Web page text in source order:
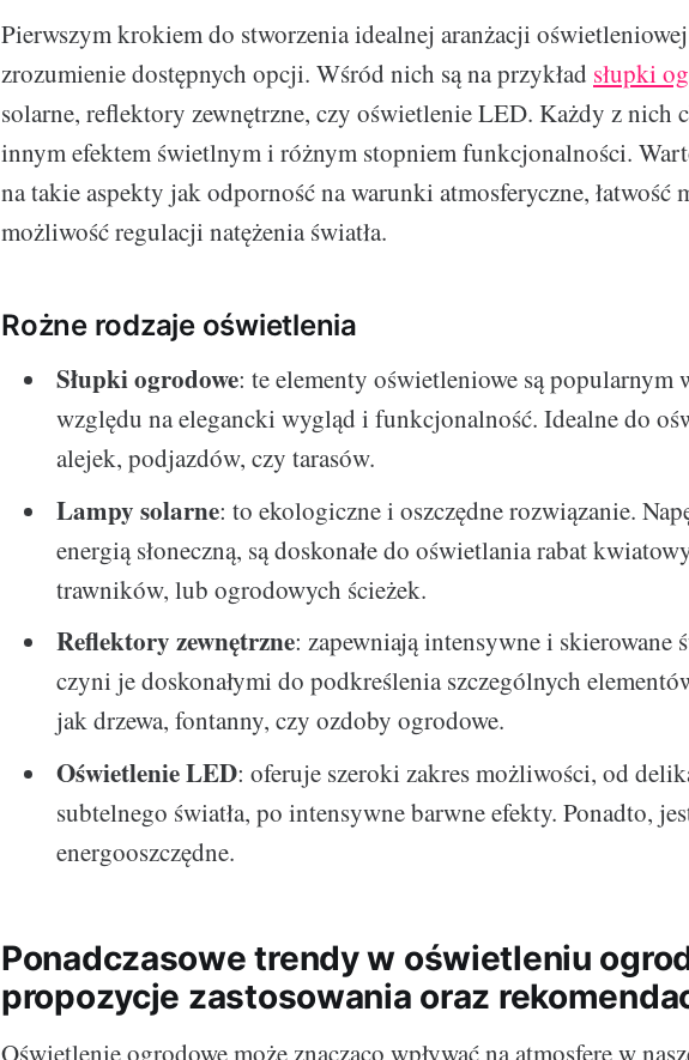
Pierwszym krokiem do stworzenia idealnej aranżacji
zrozumienie dostępnych opcji. Wśród nich są na przykład słupki
solarne, reflektory zewnętrzne, czy oświetlenie LED. Każdy z nich
innym efektem świetlnym i różnym stopniem funkcjonalności.
na takie aspekty jak odporność na warunki atmosferyczne, łatwość
możliwość regulacji natężenia światła.
Rożne rodzaje oświetlenia
Słupki ogrodowe: te elementy oświetleniowe są popularnym
względu na elegancki wygląd i funkcjonalność. Idealne do
alejek, podjazdów, czy tarasów.
Lampy solarne: to ekologiczne i oszczędne rozwiązanie.
energią słoneczną, są doskonałe do oświetlania rabat
trawników, lub ogrodowych ścieżek.
Reflektory zewnętrzne: zapewniają intensywne i skierowane
czyni je doskonałymi do podkreślenia szczególnych
jak drzewa, fontanny, czy ozdoby ogrodowe.
Oświetlenie LED: oferuje szeroki zakres możliwości, od
subtelnego światła, po intensywne barwne efekty. Ponadto,
energooszczędne.
Ponadczasowe trendy w oświetleniu
propozycje zastosowania oraz
Oświetlenie ogrodowe może znacząco wpływać na atmosferę w